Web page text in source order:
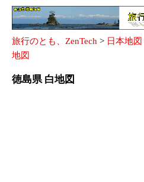
旅行のとも、ZenTech > 日本地図
地図
徳島県 白地図